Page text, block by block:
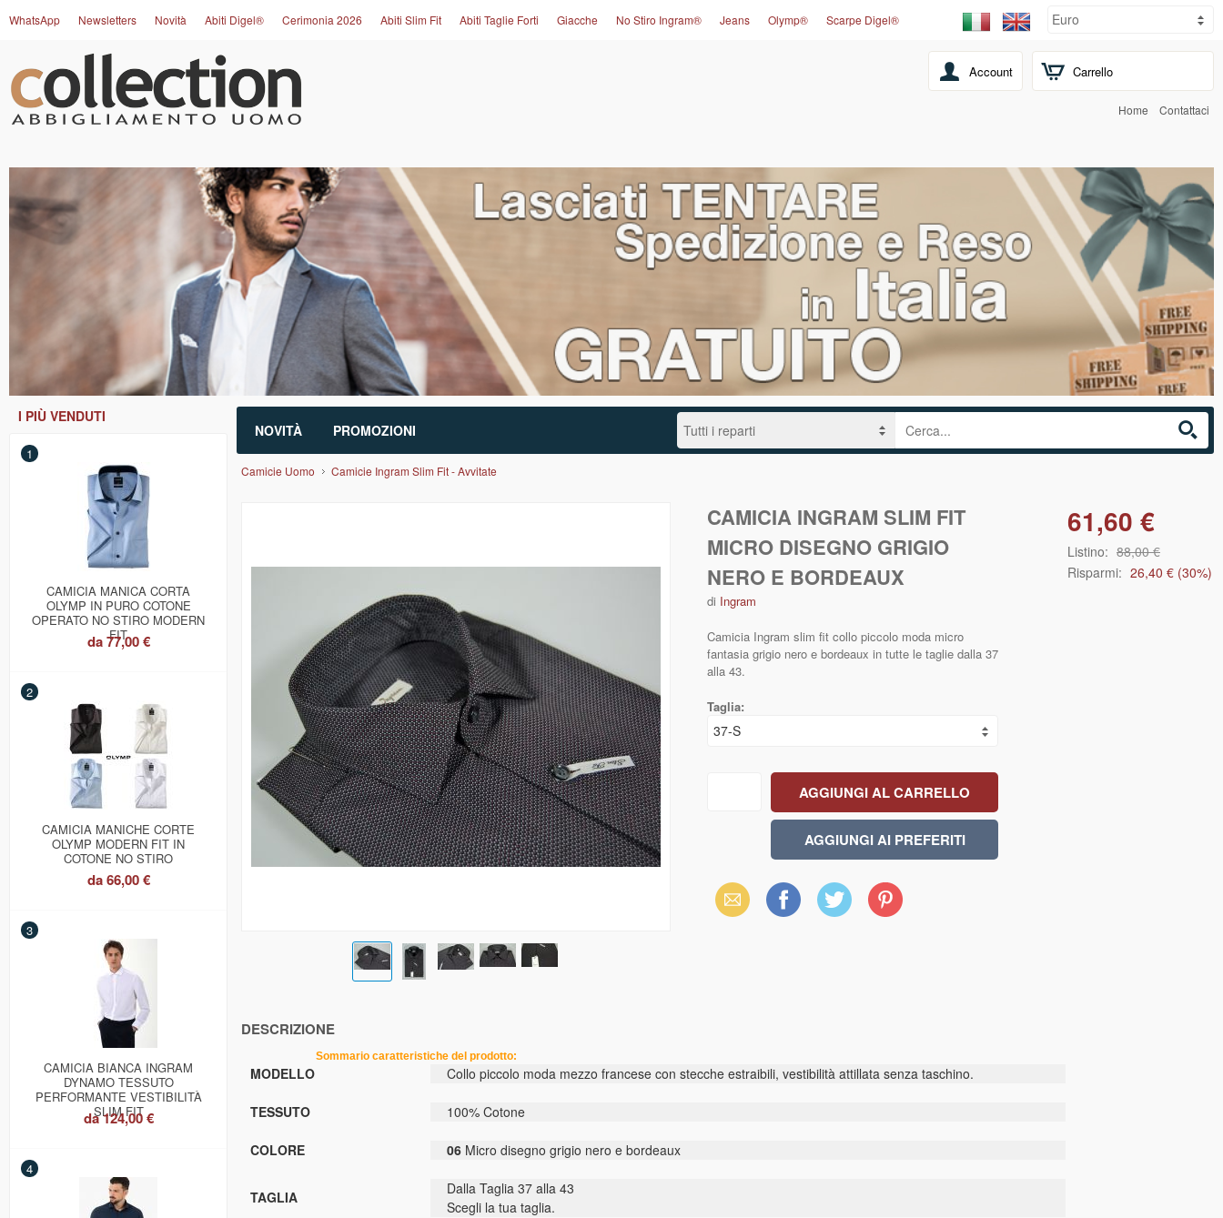
Carrello
WhatsApp Newsletters Novità Abiti Digel® Cerimonia 2026 Abiti Slim Fit Abiti Taglie Forti Giacche No Stiro Ingram® Jeans Olymp® Scarpe Digel®
Account
Home Contattaci
NOVITÀ PROMOZIONI
I PIÙ VENDUTI
1
CAMICIA MANICA CORTA
OLYMP IN PURO COTONE
OPERATO NO STIRO MODERN
FIT
da77,00 €
2
CAMICIA MANICHE CORTE
OLYMP MODERN FIT IN
COTONE NO STIRO
da66,00 €
3
CAMICIA BIANCA INGRAM
DYNAMO TESSUTO
PERFORMANTE VESTIBILITÀ
SLIM FIT
da124,00 €
4
Camicie Uomo Camicie Ingram Slim Fit - Avvitate
CAMICIA INGRAM SLIM FIT
MICRO DISEGNO GRIGIO
NERO E BORDEAUX
di Ingram
Camicia Ingram slim fit collo piccolo moda micro
fantasia grigio nero e bordeaux in tutte le taglie dalla 37
alla 43.
Taglia:
61,60 €
Listino: 88,00 €
Risparmi: 26,40 € (30%)
Email Facebook X Pinterest
DESCRIZIONE
Sommario caratteristiche del prodotto:
MODELLO Collo piccolo moda mezzo francese con stecche estraibili, vestibilità attillata senza taschino.
TESSUTO 100% Cotone
COLORE 06 Micro disegno grigio nero e bordeaux
TAGLIA
Dalla Taglia 37 alla 43
Scegli la tua taglia.